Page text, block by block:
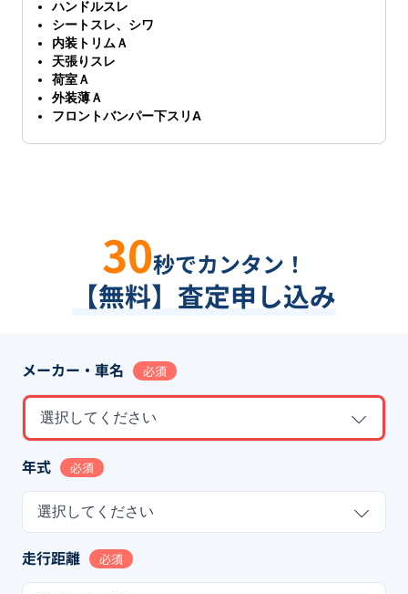
ハンドルスレ
シートスレ、シワ
内装トリムＡ
天張りスレ
荷室Ａ
外装薄Ａ
フロントバンパー下スリA
30秒でカンタン！
【無料】査定申し込み
メーカー・車名 必須
選択してください
年式 必須
選択してください
走行距離 必須